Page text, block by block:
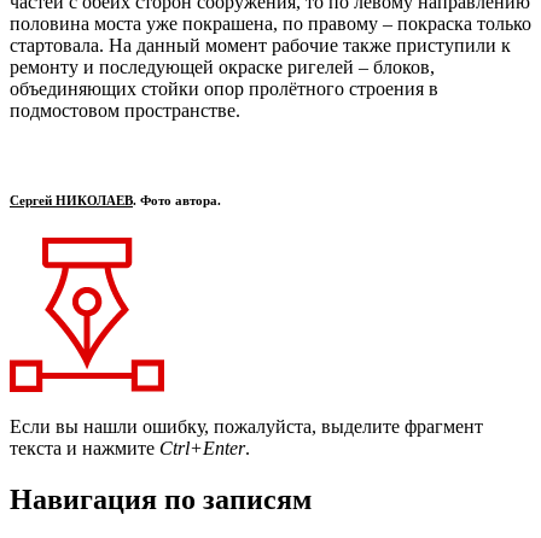
половина моста уже покрашена, по правому – покраска только
стартовала. На данный момент рабочие также приступили к
ремонту и последующей окраске ригелей – блоков,
объединяющих стойки опор пролётного строения в
подмостовом пространстве.
Сергей НИКОЛАЕВ. Фото автора.
Если вы нашли ошибку, пожалуйста, выделите фрагмент
текста и нажмите Ctrl+Enter.
Навигация по записям